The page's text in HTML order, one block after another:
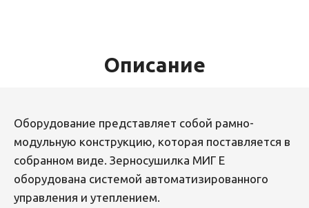
Описание
Оборудование представляет собой рамно-
модульную конструкцию, которая поставляется в
собранном виде. Зерносушилка МИГ E
оборудована системой автоматизированного
управления и утеплением.